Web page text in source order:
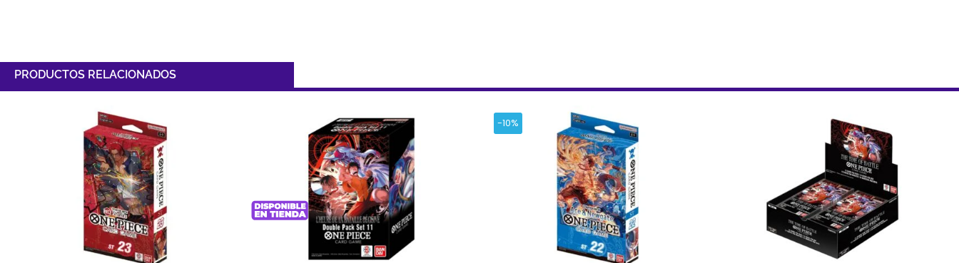
PRODUCTOS RELACIONADOS
-10%